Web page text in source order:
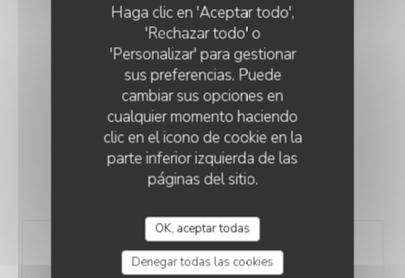
Haga clic en 'Aceptar todo',
'Rechazar todo' o
'Personalizar' para gestionar
sus preferencias. Puede
cambiar sus opciones en
cualquier momento haciendo
clic en el icono de cookie en la
parte inferior izquierda de las
páginas del sitio.
OK, aceptar todas
Denegar todas las cookies
CARTE DES VINS
VINS ROUGES
Alsace
Pinot Noir, AOP Domaine Philippe